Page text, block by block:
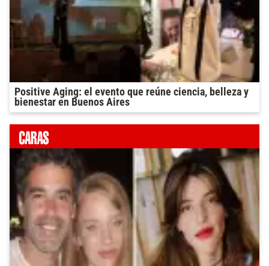
Positive Aging: el evento que reúne ciencia, belleza y
bienestar en Buenos Aires